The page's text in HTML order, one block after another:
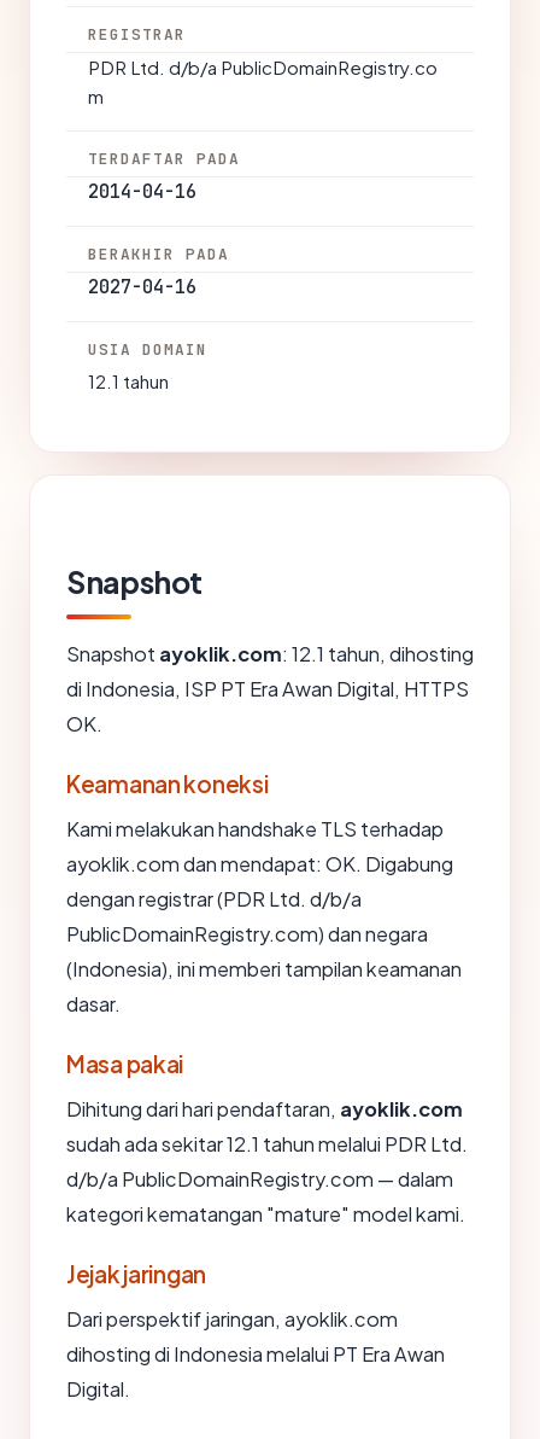
REGISTRAR
PDR Ltd. d/b/a PublicDomainRegistry.co
m
TERDAFTAR PADA
2014-04-16
BERAKHIR PADA
2027-04-16
USIA DOMAIN
12.1 tahun
Snapshot
Snapshot ayoklik.com: 12.1 tahun, dihosting
di Indonesia, ISP PT Era Awan Digital, HTTPS
OK.
Keamanan koneksi
Kami melakukan handshake TLS terhadap
ayoklik.com dan mendapat: OK. Digabung
dengan registrar (PDR Ltd. d/b/a
PublicDomainRegistry.com) dan negara
(Indonesia), ini memberi tampilan keamanan
dasar.
Masa pakai
Dihitung dari hari pendaftaran, ayoklik.com
sudah ada sekitar 12.1 tahun melalui PDR Ltd.
d/b/a PublicDomainRegistry.com — dalam
kategori kematangan "mature" model kami.
Jejak jaringan
Dari perspektif jaringan, ayoklik.com
dihosting di Indonesia melalui PT Era Awan
Digital.